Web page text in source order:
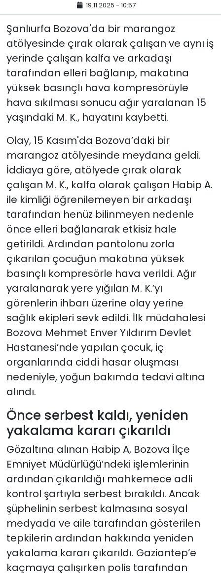
19.11.2025 - 10:57
Şanlıurfa Bozova'da bir marangoz
atölyesinde çırak olarak çalışan ve aynı iş
yerinde çalışan kalfa ve arkadaşı
tarafından elleri bağlanıp, makatına
yüksek basınçlı hava kompresörüyle
hava sıkılması sonucu ağır yaralanan 15
yaşındaki M. K., hayatını kaybetti.
Olay, 15 Kasım'da Bozova’daki bir
marangoz atölyesinde meydana geldi.
İddiaya göre, atölyede çırak olarak
çalışan M. K., kalfa olarak çalışan Habip A.
ile kimliği öğrenilemeyen bir arkadaşı
tarafından henüz bilinmeyen nedenle
önce elleri bağlanarak etkisiz hale
getirildi. Ardından pantolonu zorla
çıkarılan çocuğun makatına yüksek
basınçlı kompresörle hava verildi. Ağır
yaralanarak yere yığılan M. K.’yı
görenlerin ihbarı üzerine olay yerine
sağlık ekipleri sevk edildi. İlk müdahalesi
Bozova Mehmet Enver Yıldırım Devlet
Hastanesi’nde yapılan çocuk, iç
organlarında ciddi hasar oluşması
nedeniyle, yoğun bakımda tedavi altına
alındı.
Önce serbest kaldı, yeniden
yakalama kararı çıkarıldı
Gözaltına alınan Habip A, Bozova İlçe
Emniyet Müdürlüğü’ndeki işlemlerinin
ardından çıkarıldığı mahkemece adli
kontrol şartıyla serbest bırakıldı. Ancak
şüphelinin serbest kalmasına sosyal
medyada ve aile tarafından gösterilen
tepkilerin ardından hakkında yeniden
yakalama kararı çıkarıldı. Gaziantep’e
kaçmaya çalışırken polis tarafından